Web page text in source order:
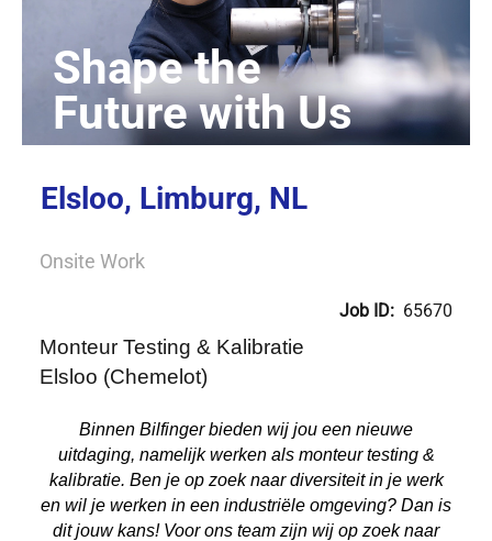
Elsloo, Limburg, NL
Onsite Work
Job ID: 65670
Monteur Testing & Kalibratie
Elsloo (Chemelot)
Binnen Bilfinger bieden wij jou een nieuwe
uitdaging, namelijk werken als monteur testing &
kalibratie. Ben je op zoek naar diversiteit in je werk
en wil je werken in een industriële omgeving? Dan is
dit jouw kans! Voor ons team zijn wij op zoek naar